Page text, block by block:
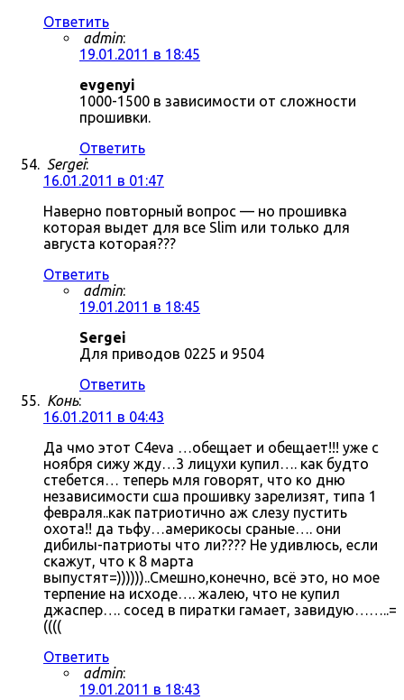
Ответить
admin:
19.01.2011 в 18:45
evgenyi
1000-1500 в зависимости от сложности
прошивки.
Ответить
Sergei:
16.01.2011 в 01:47
Наверно повторный вопрос — но прошивка
которая выдет для все Slim или только для
августа которая???
Ответить
admin:
19.01.2011 в 18:45
Sergei
Для приводов 0225 и 9504
Ответить
Конь:
16.01.2011 в 04:43
Да чмо этот C4eva …обещает и обещает!!! уже с
ноября сижу жду…3 лицухи купил…. как будто
стебется… теперь мля говорят, что ко дню
независимости сша прошивку зарелизят, типа 1
февраля..как патриотично аж слезу пустить
охота!! да тьфу…америкосы сраные…. они
дибилы-патриоты что ли???? Не удивлюсь, если
скажут, что к 8 марта
выпустят=))))))..Смешно,конечно, всё это, но мое
терпение на исходе…. жалею, что не купил
джаспер…. сосед в пиратки гамает, завидую……..=
((((
Ответить
admin:
19.01.2011 в 18:43